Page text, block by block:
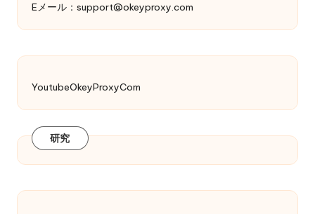
Eメール： support@okeyproxy.com
YoutubeOkeyProxyCom
研究